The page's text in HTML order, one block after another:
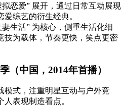
拟恋爱” 展开，通过日常互动展现
综艺的衍生经典。
妻生活” 为核心，侧重生活化细
技为载体，节奏更快，笑点更密
（中国，2014年首播）
模式，注重明星互动与户外竞
表现制造看点。